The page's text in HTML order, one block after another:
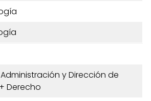
y Dirección de
Derecho